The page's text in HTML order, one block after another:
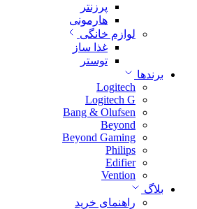
پرزنتر
هارمونی
لوازم خانگی
غذا ساز
توستر
برندها
Logitech
Logitech G
Bang & Olufsen
Beyond
Beyond Gaming
Philips
Edifier
Vention
بلاگ
راهنمای خرید